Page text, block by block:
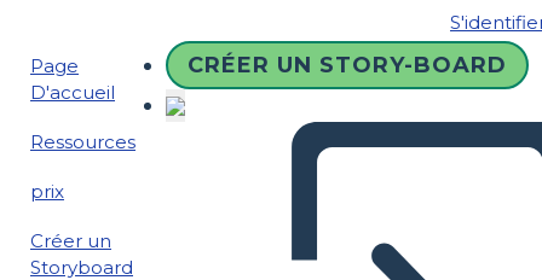
Page
D'accueil
Ressources
prix
Créer un
Storyboard
CRÉER UN STORY-BOARD